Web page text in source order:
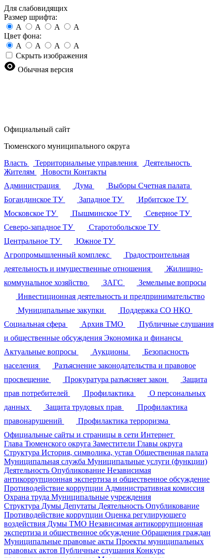
Для слабовидящих
Размер шрифта:
A
A A
A
Цвет фона:
A
A A
A
Скрыть изображения
Обычная версия
Официальный сайт
Тюменского муниципального округа
Власть
Территориальные управления
Деятельность
Жителям
Новости Контакты
Администрация
Дума Выборы Счетная палата
Богандинское ТУ
Западное ТУ
Ирбитское ТУ
Московское ТУ
Пышминское ТУ
Северное ТУ
Северо-западное ТУ
Старотобольское ТУ
Центральное ТУ
Южное ТУ
Агропромышленный комплекс
Градостроительная
деятельность и имущественные отношения
Жилищно-
коммунальное хозяйство
ЗАГС
Земельные вопросы
Инвестиционная деятельность и предпринимательство
Муниципальные закупки
Поддержка СО НКО
Социальная сфера
Архив ТМО
Публичные слушания
и общественные обсуждения Экономика и финансы
Актуальные вопросы
Аукционы
Безопасность
населения
Разъяснение законодательства и правовое
просвещение
Прокуратура разъясняет закон
Защита
прав потребителей
Профилактика
О персональных
данных
Защита трудовых прав
Профилактика
правонарушений
Профилактика терроризма
Официальные сайты и страницы в сети Интернет
Глава Тюменского округа Заместители Главы округа
Структура История, символика, устав Общественная палата
Муниципальная служба Муниципальные услуги (функции)
Деятельность Опубликование Независимая
антикоррупционная экспертиза и общественное обсуждение
Противодействие коррупции Административная комиссия
Охрана труда Муниципальные учреждения
Структура Думы Депутаты Деятельность Опубликование
Противодействие коррупции Оценка регулирующего
воздействия Думы ТМО Независимая антикоррупционная
экспертиза и общественное обсуждение Обращения граждан
Муниципальные правовые акты Проекты муниципальных
правовых актов Публичные слушания Конкурс